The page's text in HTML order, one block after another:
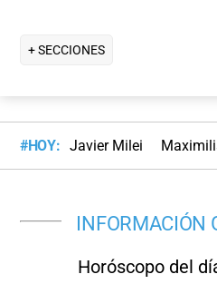
+ SECCIONES
#HOY: Javier Milei
INFORMACIÓN
Horóscopo del